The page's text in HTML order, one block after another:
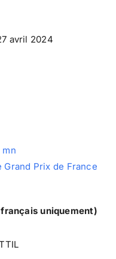
avril 2024
mn
Grand Prix de France
uniquement)